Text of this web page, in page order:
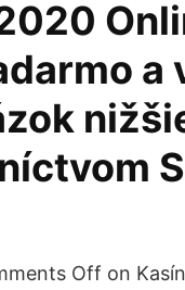
a
Off on